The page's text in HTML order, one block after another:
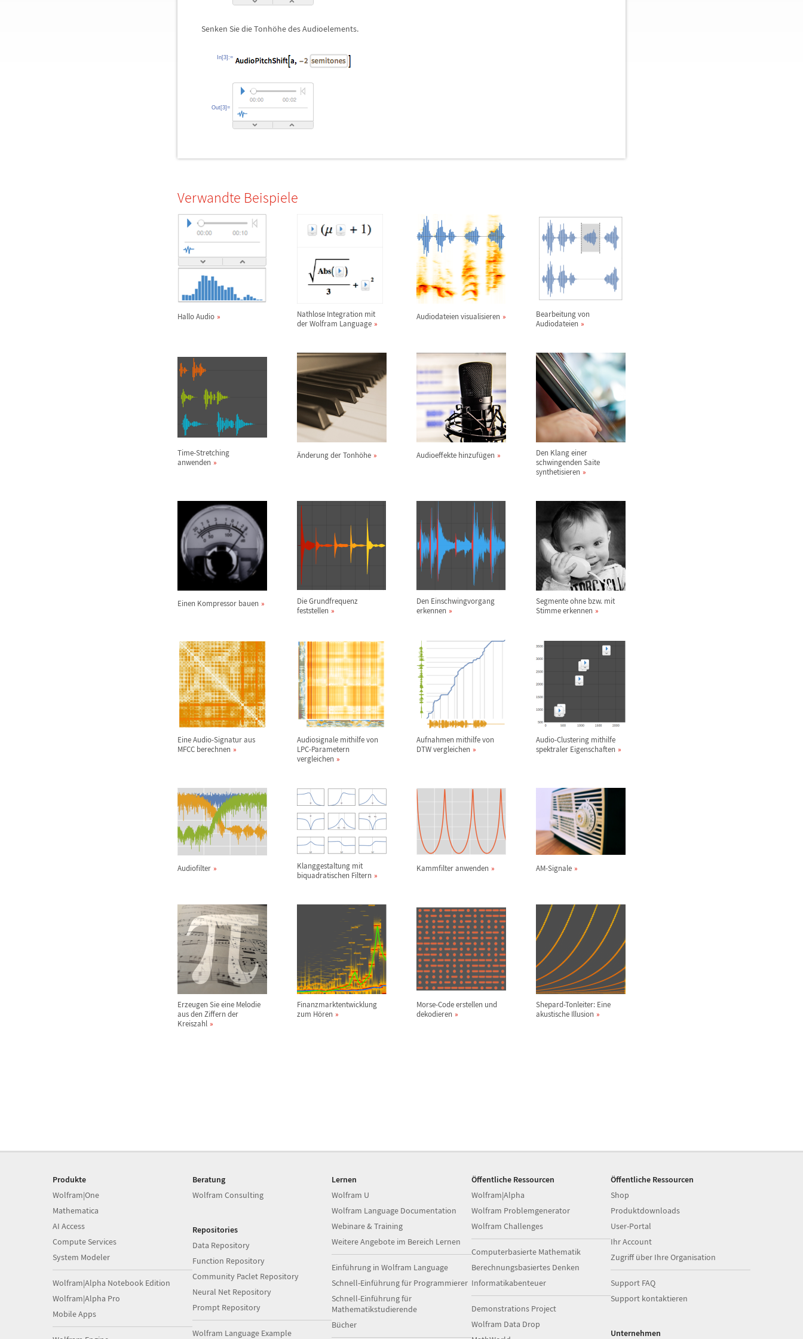
Senken Sie die Tonhöhe des Audioelements.
In[3]:=
Out[3]=
Verwandte Beispiele
Hallo Audio
Nathlose Integration mit
der Wolfram Language
Audiodateien visualisieren
Bearbeitung von
Audiodateien
Time-Stretching
anwenden
Änderung der Tonhöhe Audioeffekte hinzufügen
Den Klang einer
schwingenden Saite
synthetisieren
Einen Kompressor bauen
Die Grundfrequenz
feststellen
Den Einschwingvorgang
erkennen
Segmente ohne bzw. mit
Stimme erkennen
Eine Audio-Signatur aus
MFCC berechnen
Audiosignale mithilfe von
LPC-Parametern
vergleichen
Aufnahmen mithilfe von
DTW vergleichen
Audio-Clustering mithilfe
spektraler Eigenschaften
Audiofilter
Klanggestaltung mit
biquadratischen Filtern
Kammfilter anwenden AM-Signale
Erzeugen Sie eine Melodie
aus den Ziffern der
Kreiszahl
Finanzmarktentwicklung
zum Hören
Morse-Code erstellen und
dekodieren
Shepard-Tonleiter: Eine
akustische Illusion
Produkte
Wolfram|One
Mathematica
AI Access
Compute Services
System Modeler
Wolfram|Alpha Notebook Edition
Wolfram|Alpha Pro
Mobile Apps
Beratung
Wolfram Consulting
Repositories
Data Repository
Function Repository
Community Paclet Repository
Neural Net Repository
Prompt Repository
Wolfram Language Example
Lernen
Wolfram U
Wolfram Language Documentation
Webinare & Training
Weitere Angebote im Bereich Lernen
Einführung in Wolfram Language
Schnell-Einführung für Programmierer
Schnell-Einführung für
Mathematikstudierende
Bücher
Öffentliche Ressourcen
Wolfram|Alpha
Wolfram Problemgenerator
Wolfram Challenges
Computerbasierte Mathematik
Berechnungsbasiertes Denken
Informatikabenteuer
Demonstrations Project
Wolfram Data Drop
Öffentliche Ressourcen
Shop
Produktdownloads
User-Portal
Ihr Account
Zugriff über Ihre Organisation
Support FAQ
Support kontaktieren
Unternehmen